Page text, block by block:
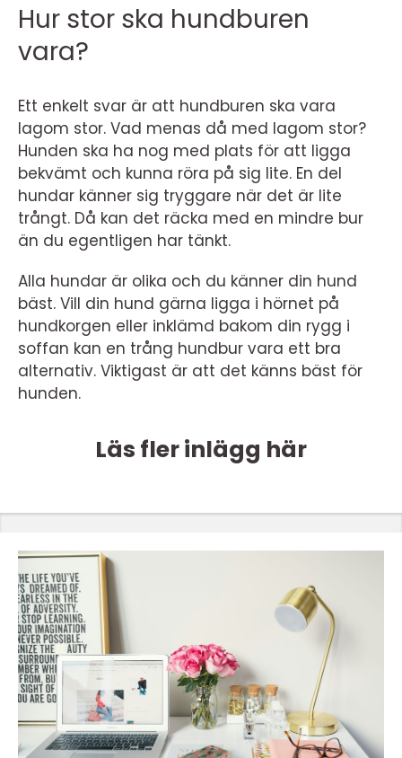
Hur stor ska hundburen
vara?
Ett enkelt svar är att hundburen ska vara
lagom stor. Vad menas då med lagom stor?
Hunden ska ha nog med plats för att ligga
bekvämt och kunna röra på sig lite. En del
hundar känner sig tryggare när det är lite
trångt. Då kan det räcka med en mindre bur
än du egentligen har tänkt.
Alla hundar är olika och du känner din hund
bäst. Vill din hund gärna ligga i hörnet på
hundkorgen eller inklämd bakom din rygg i
soffan kan en trång hundbur vara ett bra
alternativ. Viktigast är att det känns bäst för
hunden.
Läs fler inlägg här